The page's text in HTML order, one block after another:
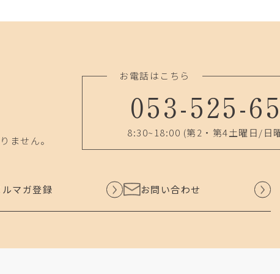
ません。
お電話はこちら
053-525-
8:30~18:00 (第2・第4土曜日/日
ルマガ登録 お問い合わせ